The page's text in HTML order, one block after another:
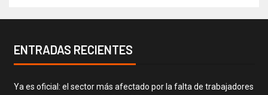
ENTRADAS RECIENTES
Ya es oficial: el sector más afectado por la falta de trabajadores